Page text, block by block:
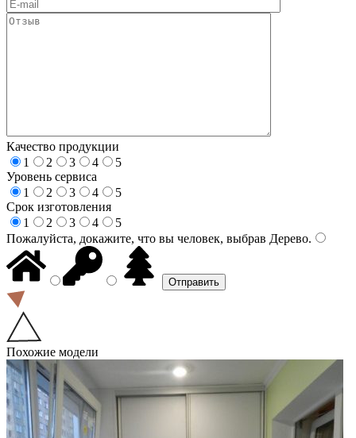
Качество продукции
1
2 3 4
5
Уровень сервиса
1
2 3 4
5
Срок изготовления
1
2 3 4
5
Пожалуйста, докажите, что вы человек, выбрав Дерево.
Похожие модели